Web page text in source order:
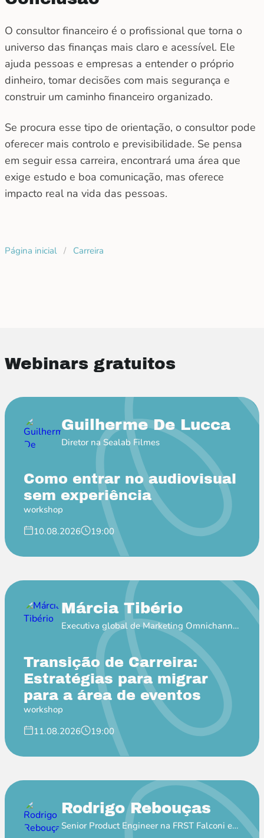
O consultor financeiro é o profissional que torna o
universo das finanças mais claro e acessível. Ele
ajuda pessoas e empresas a entender o próprio
dinheiro, tomar decisões com mais segurança e
construir um caminho financeiro organizado.
Se procura esse tipo de orientação, o consultor pode
oferecer mais controlo e previsibilidade. Se pensa
em seguir essa carreira, encontrará uma área que
exige estudo e boa comunicação, mas oferece
impacto real na vida das pessoas.
Página inicial / Carreira
Webinars gratuitos
Guilherme De Lucca
Diretor na Sealab Filmes
Como entrar no audiovisual
sem experiência
workshop
10.08.2026
19:00
Márcia Tibério
Executiva global de Marketing Omnichannel
Transição de Carreira:
Estratégias para migrar
para a área de eventos
workshop
11.08.2026
19:00
Rodrigo Rebouças
Senior Product Engineer na FRST Falconi e